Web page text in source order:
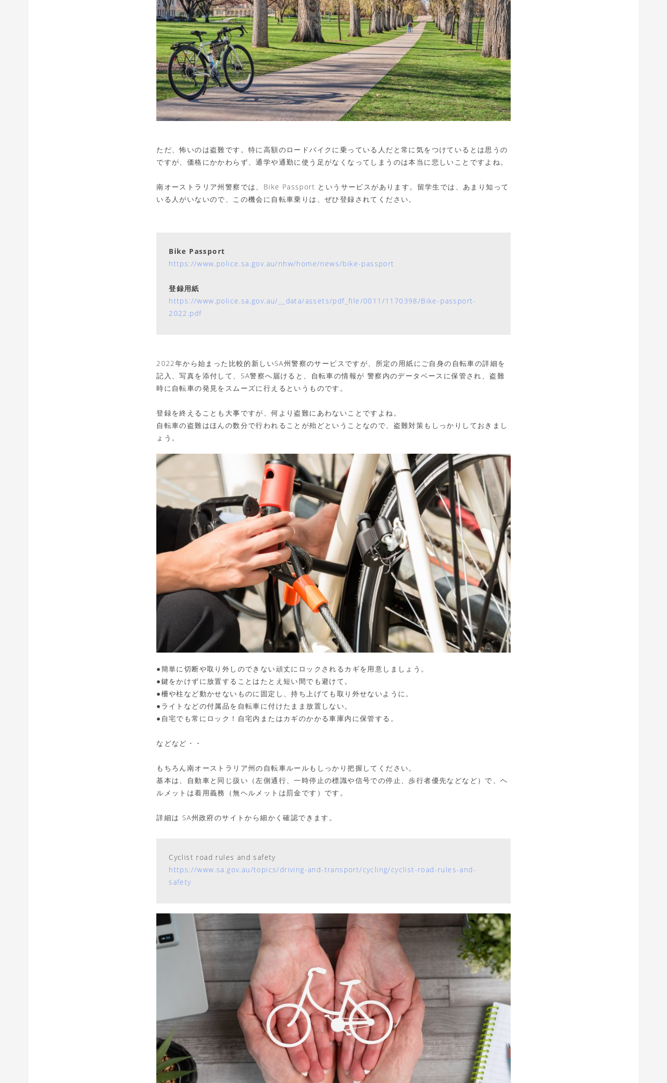
ただ、怖いのは盗難です。特に高額のロードバイクに乗っている人だと常に気をつけているとは思うの
ですが、価格にかかわらず、通学や通勤に使う足がなくなってしまうのは本当に悲しいことですよね。
南オーストラリア州警察では、Bike Passport というサービスがあります。留学生では、あまり知って
いる人がいないので、この機会に自転車乗りは、ぜひ登録されてください。
Bike Passport
https://www.police.sa.gov.au/nhw/home/news/bike-passport
登録用紙
https://www.police.sa.gov.au/__data/assets/pdf_file/0011/1170398/Bike-passport-
2022.pdf
2022年から始まった比較的新しいSA州警察のサービスですが、所定の用紙にご自身の自転車の詳細を
記入、写真を添付して、SA警察へ届けると、自転車の情報が 警察内のデータベースに保管され、盗難
時に自転車の発見をスムーズに行えるというものです。
登録を終えることも大事ですが、何より盗難にあわないことですよね。
自転車の盗難はほんの数分で行われることが殆どということなので、盗難対策もしっかりしておきまし
ょう。
●簡単に切断や取り外しのできない頑丈にロックされるカギを用意しましょう。
●鍵をかけずに放置することはたとえ短い間でも避けて。
●柵や柱など動かせないものに固定し、持ち上げても取り外せないように。
●ライトなどの付属品を自転車に付けたまま放置しない。
●自宅でも常にロック！自宅内またはカギのかかる車庫内に保管する。
などなど・・
もちろん南オーストラリア州の自転車ルールもしっかり把握してください。
基本は、自動車と同じ扱い（左側通行、一時停止の標識や信号での停止、歩行者優先などなど）で、ヘ
ルメットは着用義務（無ヘルメットは罰金です）です。
詳細は SA州政府のサイトから細かく確認できます。
Cyclist road rules and safety
https://www.sa.gov.au/topics/driving-and-transport/cycling/cyclist-road-rules-and-
safety